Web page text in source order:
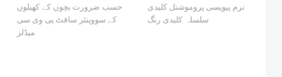
حسب ضرورت بچوں کے کھیلوں
کے سووینئر سافٹ پی وی سی
میڈلز
نرم پیویسی پروموشنل کلیدی
سلسلہ کلیدی رنگ